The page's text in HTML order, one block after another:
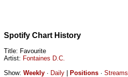
Spotify Chart History
Title: Favourite
Artist: Fontaines D.C.
Show: Weekly · Daily Positions · Streams